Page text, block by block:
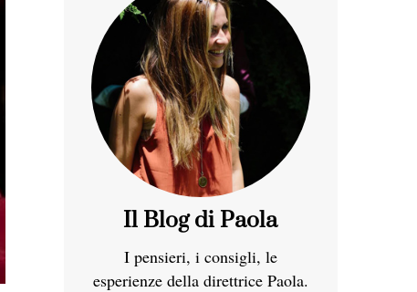
Il Blog di Paola
I pensieri, i consigli, le
esperienze della direttrice Paola.